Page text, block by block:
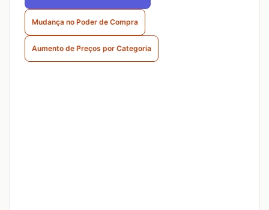
Mudança no Poder de Compra
Aumento de Preços por Categoria